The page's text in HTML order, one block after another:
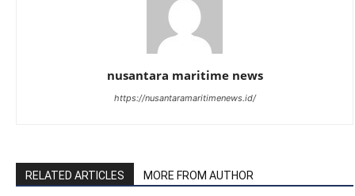
nusantara maritime news
https://nusantaramaritimenews.id/
RELATED ARTICLES MORE FROM AUTHOR